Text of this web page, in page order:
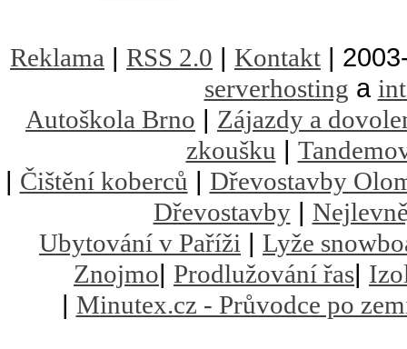
Reklama | RSS 2.0 | Kontakt |
serverhosting a
Autoškola Brno | Zájazdy a
zkoušku |
| Čištění koberců | Dřevostavby
Dřevostavby|
Ubytování v Paříži | Lyže
Znojmo| Prodlužování řas|
| Minutex.cz - Průvodce po